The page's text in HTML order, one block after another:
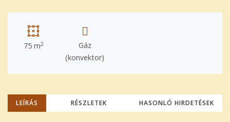
75 m2
Gáz
(konvektor)
LEÍRÁS RÉSZLETEK HASONLÓ HIRDETÉSEK